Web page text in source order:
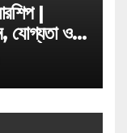
|
যোগ্যতা ও